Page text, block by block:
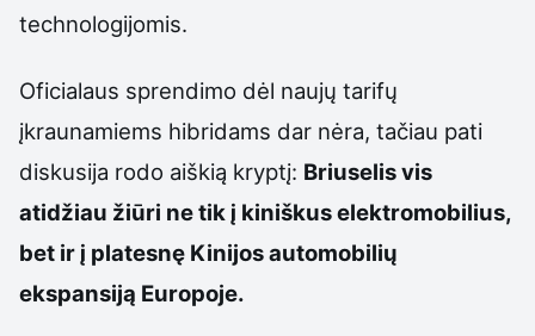
technologijomis.
Oficialaus sprendimo dėl naujų tarifų
įkraunamiems hibridams dar nėra, tačiau pati
diskusija rodo aiškią kryptį: Briuselis vis
atidžiau žiūri ne tik į kiniškus elektromobilius,
bet ir į platesnę Kinijos automobilių
ekspansiją Europoje.